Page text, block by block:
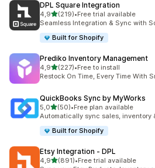
DPL Square Integration
4,9av 5 stjerner
(219)
Totalt 219 omtaler
•Free trial available
Seamless Integration & Sync with
Built for Shopify
Prediko Inventory Management
4,9av 5 stjerner
(227)
Totalt 227 omtaler
•Free to install
Restock On Time, Every Time With
QuickBooks Sync by MyWorks
5,0av 5 stjerner
(50)
Totalt 50 omtaler
•Free plan available
Automatically sync sales, inventory
Built for Shopify
Etsy Integration ‑ DPL
4,9av 5 stjerner
(891)
Totalt 891 omtaler
•Free trial available